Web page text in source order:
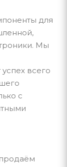
для
Мы
всего
с